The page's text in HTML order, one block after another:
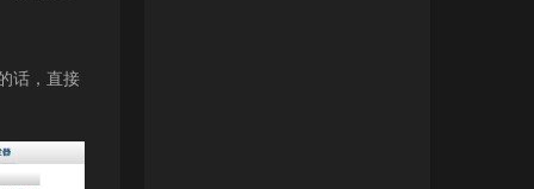
话，直接